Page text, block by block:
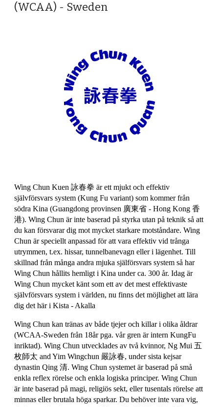
(WCAA) - Sweden
Wing Chun Kuen 詠春拳 är ett mjukt och effektiv
självförsvars system (Kung Fu variant) som kommer från
södra Kina (Guangdong provinsen 廣東省 - Hong Kong 香
港). Wing Chun är inte baserad på styrka utan på teknik så att
du kan försvarar dig mot mycket starkare motståndare. Wing
Chun är speciellt anpassad för att vara effektiv vid trånga
utrymmen, t.ex. hissar, tunnelbanevagn eller i lägenhet. Till
skillnad från många andra mjuka själförsvars system så har
Wing Chun hållits hemligt i Kina under ca. 300 år. Idag är
Wing Chun mycket känt som ett av det mest effektivaste
självförsvars system i världen, nu finns det möjlighet att lära
dig det här i Kista - Akalla
Wing Chun kan tränas av både tjejer och killar i olika åldrar
(WCAA-Sweden från 18år pga. vår gren är intern KungFu
inriktad). Wing Chun utvecklades av två kvinnor, Ng Mui 五
枚師太 and Yim Wingchun 嚴詠春, under sista kejsar
dynastin Qing 清. Wing Chun systemet är baserad på små
enkla reflex rörelse och enkla logiska principer. Wing Chun
är inte baserad på magi, religiös sekt, eller tusentals rörelse att
minnas eller brutala höga sparkar. Du behöver inte vara vig,